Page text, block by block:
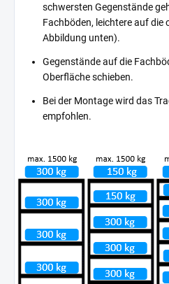
schwersten Gegenstände
Fachböden, leichtere auf die
Abbildung unten).
Gegenstände auf die
Oberfläche schieben.
Bei der Montage wird das
empfohlen.